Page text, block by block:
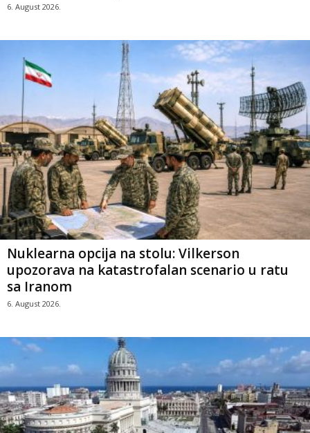
6. August 2026.
Nuklearna opcija na stolu: Vilkerson
upozorava na katastrofalan scenario u ratu
sa Iranom
6. August 2026.